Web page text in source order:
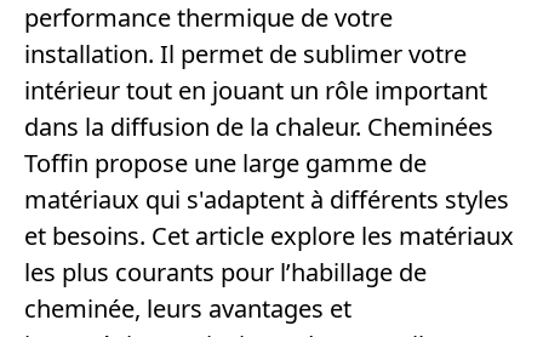
performance thermique de votre
installation. Il permet de sublimer votre
intérieur tout en jouant un rôle important
dans la diffusion de la chaleur. Cheminées
Toffin propose une large gamme de
matériaux qui s'adaptent à différents styles
et besoins. Cet article explore les matériaux
les plus courants pour l’habillage de
cheminée, leurs avantages et